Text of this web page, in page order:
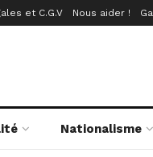
et C.G.V Nous aider !
Nationalisme